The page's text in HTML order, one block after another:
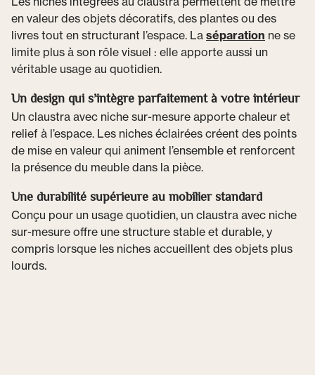
en valeur des objets décoratifs, des plantes ou des
livres tout en structurant l’espace. La séparation ne se
limite plus à son rôle visuel : elle apporte aussi un
véritable usage au quotidien.
Un design qui s’intègre parfaitement à votre intérieur
Un claustra avec niche sur-mesure apporte chaleur et
relief à l’espace. Les niches éclairées créent des points
de mise en valeur qui animent l’ensemble et renforcent
la présence du meuble dans la pièce.
Une durabilité supérieure au mobilier standard
Conçu pour un usage quotidien, un claustra avec niche
sur-mesure offre une structure stable et durable, y
compris lorsque les niches accueillent des objets plus
lourds.